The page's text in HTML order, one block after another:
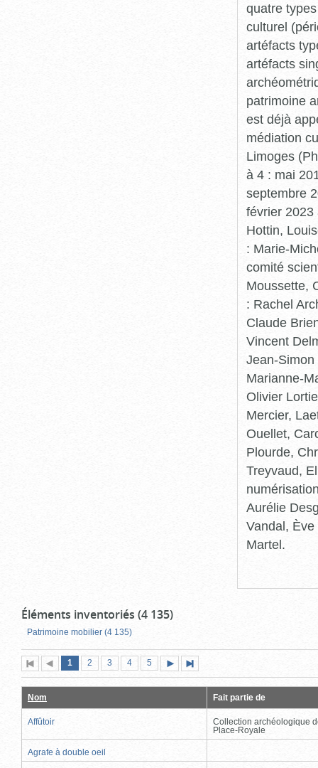
quatre
culturel
artéfacts
artéfacts
patrimoine
est déjà
médiation
Limoges
à 4 : mai
septembre
février 2023
Hottin,
: Marie-
comité
Moussette,
: Rachel
Claude
Vincent
Jean-
Marianne-
Olivier
Mercier,
Ouellet,
Plourde,
Treyvaud,
Aurélie
Vandal,
Martel.
Éléments inventoriés (4 135)
Patrimoine mobilier (4 135)
Première
page
Page
précédente
Page
1 (page
actuelle)
Page
2 Page
3 Page
4 Page
5
suivante
page
Nom Fait partie de
Affûtoir
Collection archéologique
Place-Royale
Agrafe à double oeil